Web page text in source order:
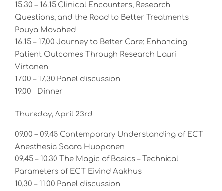
15.30 – 16.15 Clinical Encounters, Research
Questions, and the Road to Better Treatments
Pouya Movahed
16.15 – 17.00 Journey to Better Care: Enhancing
Patient Outcomes Through Research Lauri
Virtanen
17.00 – 17.30 Panel discussion
19.00 Dinner
Thursday, April 23rd
09.00 – 09.45 Contemporary Understanding of ECT
Anesthesia Saara Huoponen
09.45 – 10.30 The Magic of Basics – Technical
Parameters of ECT Eivind Aakhus
10.30 – 11.00 Panel discussion